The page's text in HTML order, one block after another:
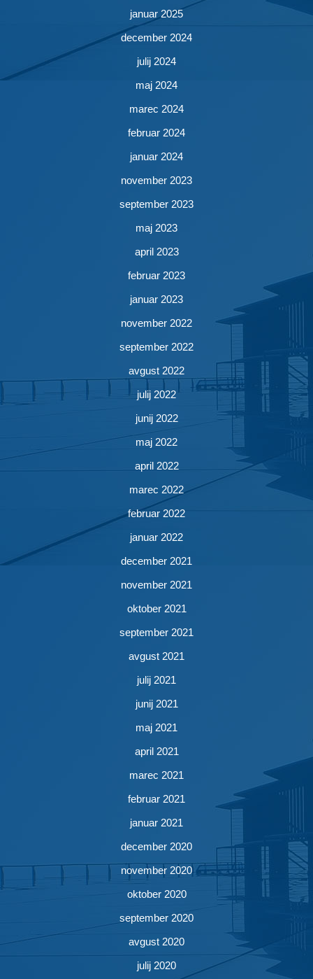
januar 2025
december 2024
julij 2024
maj 2024
marec 2024
februar 2024
januar 2024
november 2023
september 2023
maj 2023
april 2023
februar 2023
januar 2023
november 2022
september 2022
avgust 2022
julij 2022
junij 2022
maj 2022
april 2022
marec 2022
februar 2022
januar 2022
december 2021
november 2021
oktober 2021
september 2021
avgust 2021
julij 2021
junij 2021
maj 2021
april 2021
marec 2021
februar 2021
januar 2021
december 2020
november 2020
oktober 2020
september 2020
avgust 2020
julij 2020